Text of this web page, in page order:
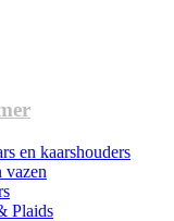
en kaarshouders
vazen
Plaids